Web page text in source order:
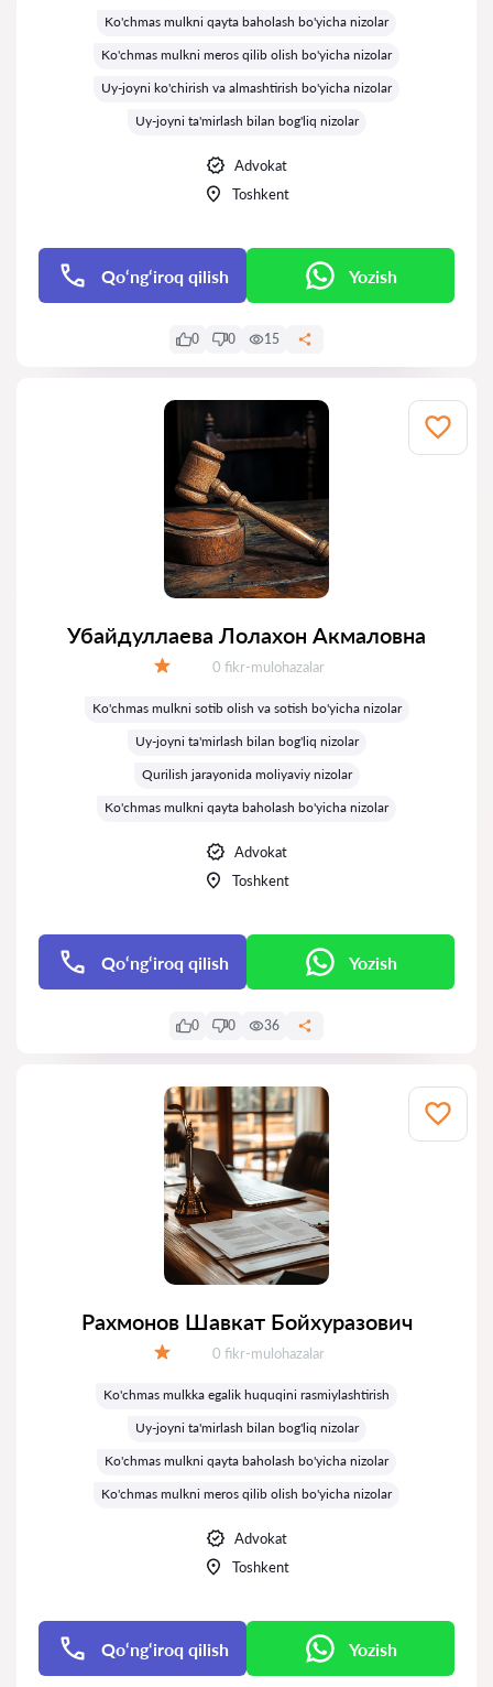
Ko'chmas mulkni qayta baholash bo'yicha nizolar
Ko'chmas mulkni meros qilib olish bo'yicha nizolar
Uy-joyni ko'chirish va almashtirish bo'yicha nizolar
Uy-joyni ta'mirlash bilan bog'liq nizolar
Advokat
Toshkent
Qo‘ng‘iroq qilish Yozish
0 0 15
Убайдуллаева Лолахон Акмаловна
Fikrlar:
0 fikr-mulohazalar
Ko'chmas mulkni sotib olish va sotish bo'yicha nizolar
Uy-joyni ta'mirlash bilan bog'liq nizolar
Qurilish jarayonida moliyaviy nizolar
Ko'chmas mulkni qayta baholash bo'yicha nizolar
Advokat
Toshkent
Qo‘ng‘iroq qilish Yozish
0 0 36
Рахмонов Шавкат Бойхуразович
Fikrlar:
0 fikr-mulohazalar
Ko'chmas mulkka egalik huquqini rasmiylashtirish
Uy-joyni ta'mirlash bilan bog'liq nizolar
Ko'chmas mulkni qayta baholash bo'yicha nizolar
Ko'chmas mulkni meros qilib olish bo'yicha nizolar
Advokat
Toshkent
Qo‘ng‘iroq qilish Yozish